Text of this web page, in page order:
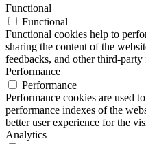
Functional
Functional
Functional cookies help to
sharing the content of the
feedbacks, and other third-party
Performance
Performance
Performance cookies are used
performance indexes of the
better user experience for the
Analytics